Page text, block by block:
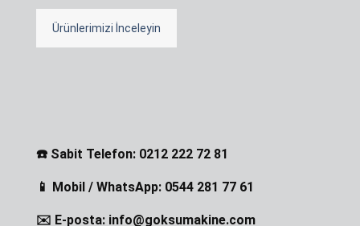
Ürünlerimizi İnceleyin
☎️ Sabit Telefon: 0212 222 72 81
📱 Mobil / WhatsApp: 0544 281 77 61
✉️ E-posta: info@goksumakine.com